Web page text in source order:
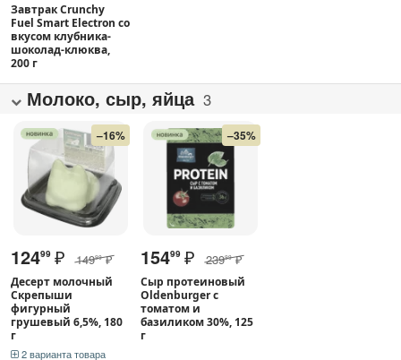
Завтрак Crunchy
Fuel Smart Electron со
вкусом клубника-
шоколад-клюква,
200 г
Молоко, сыр, яйца 3
–16%
12499 ₽ 14999 ₽
Десерт молочный
Скрепыши
фигурный
грушевый 6,5%, 180
г
2 варианта товара
–35%
15499 ₽ 23999 ₽
Сыр протеиновый
Oldenburger с
томатом и
базиликом 30%, 125
г